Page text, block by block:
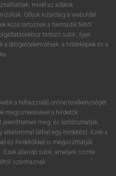
APPLIKÁCIÓ
BŐVÍTMÉNY
mivel az adatok
Céljuk kizárólag a weboldal
közé tartoznak a harmadik féltől
tartozó sütik; ilyen
a látogatóelemzések, a hőtérképek és a
a felhasználó online tevékenységét.
megismerésével a hirdetők
jeleníthetnek meg, és korlátozhatják,
alkalommal láthat egy hirdetést. Ezek a
és hirdetőkkel is megoszthatják
Ezek állandó sütik, amelyek szinte
származnak.